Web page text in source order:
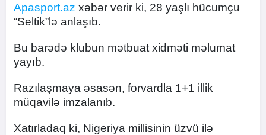
Apasport.az xəbər verir ki, 28 yaşlı hücumçu
“Seltik”lə anlaşıb.
Bu barədə klubun mətbuat xidməti məlumat
yayıb.
Razılaşmaya əsasən, forvardla 1+1 illik
müqavilə imzalanıb.
Xatırladaq ki, Nigeriya millisinin üzvü ilə